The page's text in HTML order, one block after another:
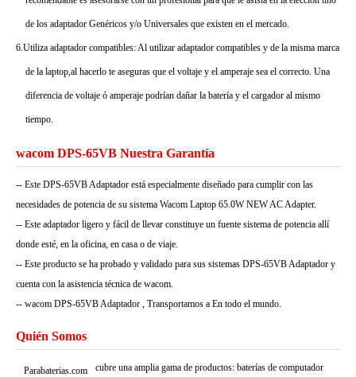
de los adaptador Genéricos y/o Universales que existen en el mercado.
6.Utiliza adaptador compatibles: Al utilizar adaptador compatibles y de la misma marca
de la laptop,al hacerlo te aseguras que el voltaje y el amperaje sea el correcto. Una
diferencia de voltaje ó amperaje podrían dañar la batería y el cargador al mismo
tiempo.
wacom DPS-65VB Nuestra Garantía
-- Este DPS-65VB Adaptador está especialmente diseñado para cumplir con las
necesidades de potencia de su sistema Wacom Laptop 65.0W NEW AC Adapter.
-- Este adaptador ligero y fácil de llevar constituye un fuente sistema de potencia allí
donde esté, en la oficina, en casa o de viaje.
-- Este producto se ha probado y validado para sus sistemas DPS-65VB Adaptador y
cuenta con la asistencia técnica de wacom.
-- wacom DPS-65VB Adaptador , Transportamos a En todo el mundo.
Quién Somos
Parabaterias.com
cubre una amplia gama de productos: baterías de computador